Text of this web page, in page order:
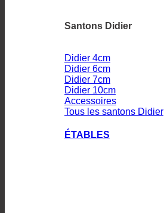
Santons Didier
Didier 4cm
Didier 6cm
Didier 7cm
Didier 10cm
Accessoires
Tous les santons Didier
ÉTABLES